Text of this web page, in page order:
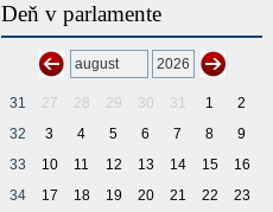
Deň v parlamente
31 27 28 29 30 31 1
2
32
3 4 5 6 7 8
9
33
10 11 12 13 14 15
16
34
17 18 19 20 21 22 23